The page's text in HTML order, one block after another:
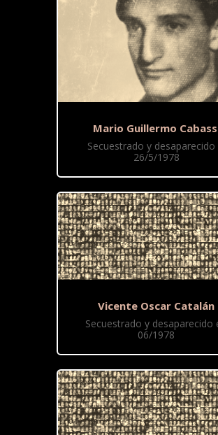
Mario Guillermo
Secuestrado y desaparecido
26/5/1978
Vicente Oscar Catalán
Secuestrado y desaparecido
06/1978